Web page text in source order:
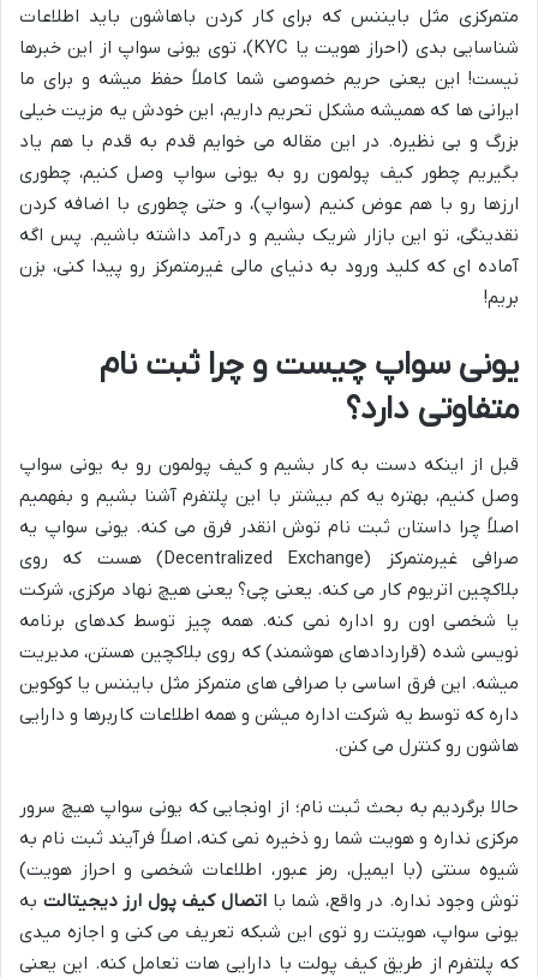
متمرکزی مثل بایننس که برای کار کردن باهاشون باید اطلاعات
شناسایی بدی (احراز هویت یا KYC)، توی یونی سواپ از این خبرها
نیست! این یعنی حریم خصوصی شما کاملاً حفظ میشه و برای ما
ایرانی ها که همیشه مشکل تحریم داریم، این خودش یه مزیت خیلی
بزرگ و بی نظیره. در این مقاله می خوایم قدم به قدم با هم یاد
بگیریم چطور کیف پولمون رو به یونی سواپ وصل کنیم، چطوری
ارزها رو با هم عوض کنیم (سواپ)، و حتی چطوری با اضافه کردن
نقدینگی، تو این بازار شریک بشیم و درآمد داشته باشیم. پس اگه
آماده ای که کلید ورود به دنیای مالی غیرمتمرکز رو پیدا کنی، بزن
بریم!
یونی سواپ چیست و چرا ثبت نام
متفاوتی دارد؟
قبل از اینکه دست به کار بشیم و کیف پولمون رو به یونی سواپ
وصل کنیم، بهتره یه کم بیشتر با این پلتفرم آشنا بشیم و بفهمیم
اصلاً چرا داستان ثبت نام توش انقدر فرق می کنه. یونی سواپ یه
صرافی غیرمتمرکز (Decentralized Exchange) هست که روی
بلاکچین اتریوم کار می کنه. یعنی چی؟ یعنی هیچ نهاد مرکزی، شرکت
یا شخصی اون رو اداره نمی کنه. همه چیز توسط کدهای برنامه
نویسی شده (قراردادهای هوشمند) که روی بلاکچین هستن، مدیریت
میشه. این فرق اساسی با صرافی های متمرکز مثل بایننس یا کوکوین
داره که توسط یه شرکت اداره میشن و همه اطلاعات کاربرها و دارایی
هاشون رو کنترل می کنن.
حالا برگردیم به بحث ثبت نام؛ از اونجایی که یونی سواپ هیچ سرور
مرکزی نداره و هویت شما رو ذخیره نمی کنه، اصلاً فرآیند ثبت نام به
شیوه سنتی (با ایمیل، رمز عبور، اطلاعات شخصی و احراز هویت)
توش وجود نداره. در واقع، شما بااتصال کیف پول ارز دیجیتالت به
یونی سواپ، هویتت رو توی این شبکه تعریف می کنی و اجازه میدی
که پلتفرم از طریق کیف پولت با دارایی هات تعامل کنه. این یعنی